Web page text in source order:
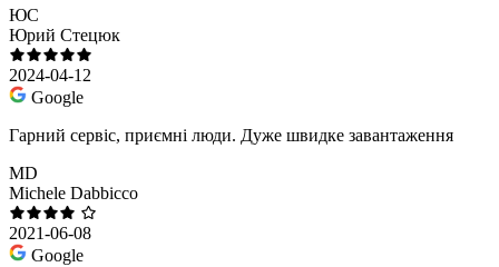
ЮС
Юрий Стецюк
2024-04-12
Google
Гарний сервіс, приємні люди. Дуже швидке завантаження
MD
Michele Dabbicco
2021-06-08
Google